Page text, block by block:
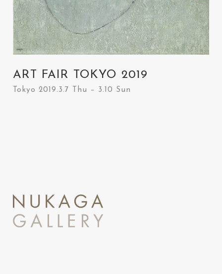
ART FAIR TOKYO 2019
Tokyo 2019.3.7 Thu – 3.10 Sun